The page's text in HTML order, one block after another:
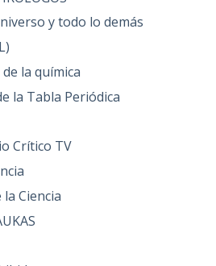
y todo lo demás
la química
la Tabla Periódica
Crítico TV
Ciencia